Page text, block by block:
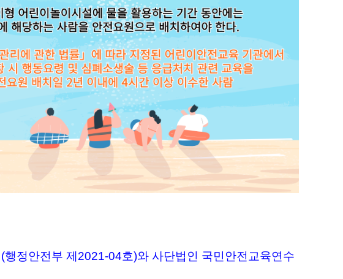
(행정안전부 제2021-04호)와 사단법인 국민안전교육연수